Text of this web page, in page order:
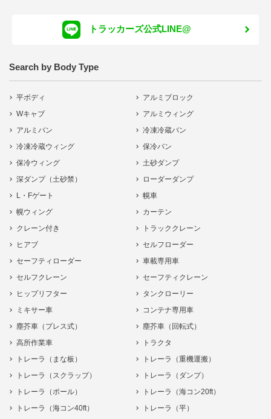
トラッカーズ公式LINE@
Search by Body Type
平ボディ
アルミブロック
Wキャブ
アルミウィング
アルミバン
冷凍冷蔵バン
冷凍冷蔵ウィング
保冷バン
保冷ウィング
土砂ダンプ
深ダンプ（土砂禁）
ローダーダンプ
L・Fゲート
幌車
幌ウィング
カーテン
クレーン付き
トラッククレーン
ヒアブ
セルフローダー
セーフティローダー
車載専用車
セルフクレーン
セーフティクレーン
ヒップリフター
タンクローリー
ミキサー車
コンテナ専用車
塵芥車（プレス式）
塵芥車（回転式）
高所作業車
トラクタ
トレーラ（まな板）
トレーラ（重機運搬）
トレーラ（スクラップ）
トレーラ（ダンプ）
トレーラ（ポール）
トレーラ（海コン20ft）
トレーラ（海コン40ft）
トレーラ（平）